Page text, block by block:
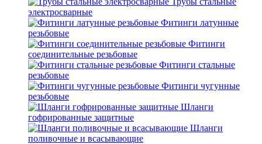
электросварные
Фитинги латунные
резьбовые
Фитинги
соединительные резьбовые
Фитинги стальные
резьбовые
Фитинги чугунные
резьбовые
Шланги
гофрированные защитные
Шланги
поливочные и всасывающие